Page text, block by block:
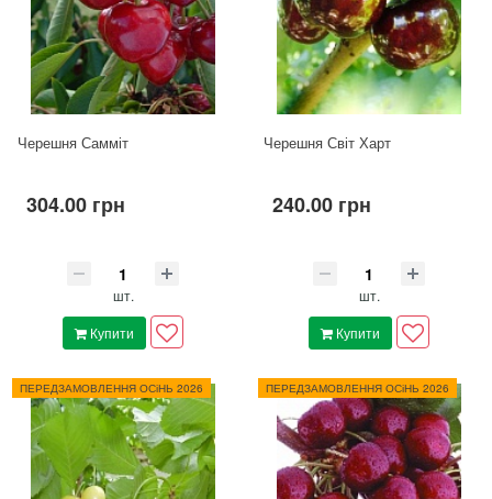
Черешня Самміт
304.00 грн
шт.
Купити
Черешня Світ Харт
240.00 грн
шт.
Купити
ПЕРЕДЗАМОВЛЕННЯ ОСіНЬ 2026 ПЕРЕДЗАМОВЛЕННЯ ОСіНЬ 2026